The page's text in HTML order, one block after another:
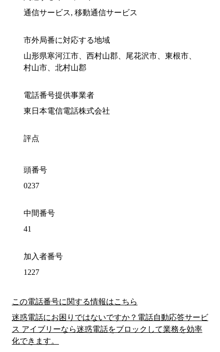
通信サービス, 移動通信サービス
市外局番に対応する地域
山形県寒河江市、西村山郡、尾花沢市、東根市、
村山市、北村山郡
電話番号提供事業者
東日本電信電話株式会社
評点
頭番号
0237
中間番号
41
加入者番号
1227
この電話番号に関する情報はこちら
迷惑電話にお困りではないですか？電話自動応答サービ
ス アイブリーなら迷惑電話をブロックして業務を効率
化できます。